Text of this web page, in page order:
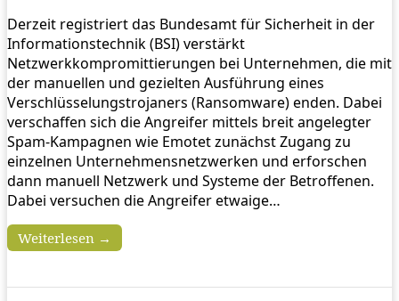
Derzeit registriert das Bundesamt für Sicherheit in der
Informationstechnik (BSI) verstärkt
Netzwerkkompromittierungen bei Unternehmen, die mit
der manuellen und gezielten Ausführung eines
Verschlüsselungstrojaners (Ransomware) enden. Dabei
verschaffen sich die Angreifer mittels breit angelegter
Spam-Kampagnen wie Emotet zunächst Zugang zu
einzelnen Unternehmensnetzwerken und erforschen
dann manuell Netzwerk und Systeme der Betroffenen.
Dabei versuchen die Angreifer etwaige…
Weiterlesen →